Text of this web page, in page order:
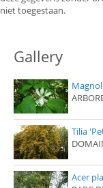
niet toegestaan.
Gallery
Tilia
Acer